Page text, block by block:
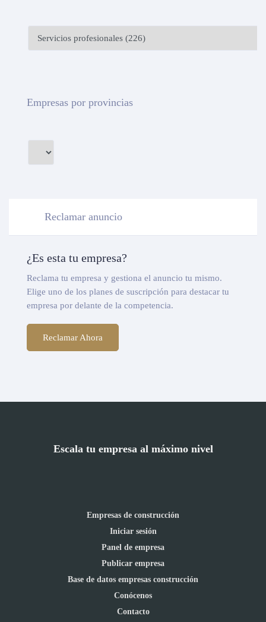
Empresas por provincias
Reclamar anuncio
¿Es esta tu empresa?
Reclama tu empresa y gestiona el anuncio tu mismo.
Elige uno de los planes de suscripción para destacar tu
empresa por delante de la competencia.
Reclamar Ahora
Escala tu empresa al máximo nivel
Empresas de construcción
Iniciar sesión
Panel de empresa
Publicar empresa
Base de datos empresas construcción
Conócenos
Contacto